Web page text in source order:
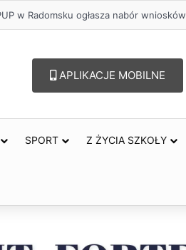
w Radomsku ogłasza nabór wniosków
APLIKACJE MOBILNE
SPORT Z ŻYCIA SZKOŁY